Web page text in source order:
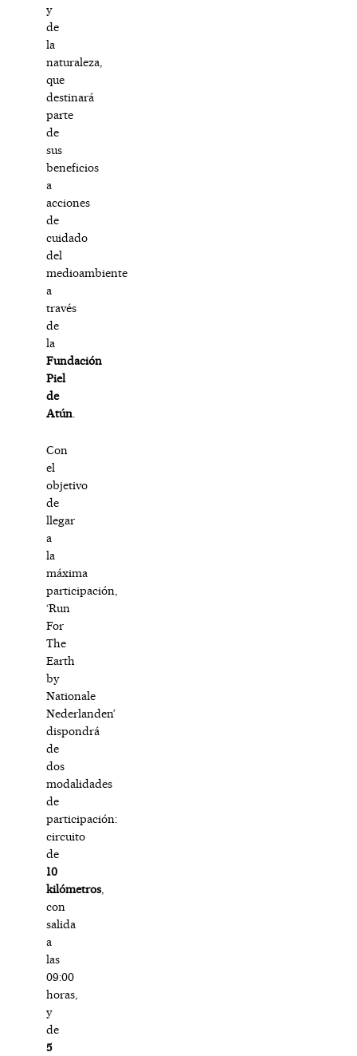
y
de
la
naturaleza,
que
destinará
parte
de
sus
beneficios
a
acciones
de
cuidado
del
medioambiente
a
través
de
la
Fundación
Piel
de
Atún.
Con
el
objetivo
de
llegar
a
la
máxima
participación,
‘Run
For
The
Earth
by
Nationale
Nederlanden’
dispondrá
de
dos
modalidades
de
participación:
circuito
de
10
kilómetros,
con
salida
a
las
09:00
horas,
y
de
5